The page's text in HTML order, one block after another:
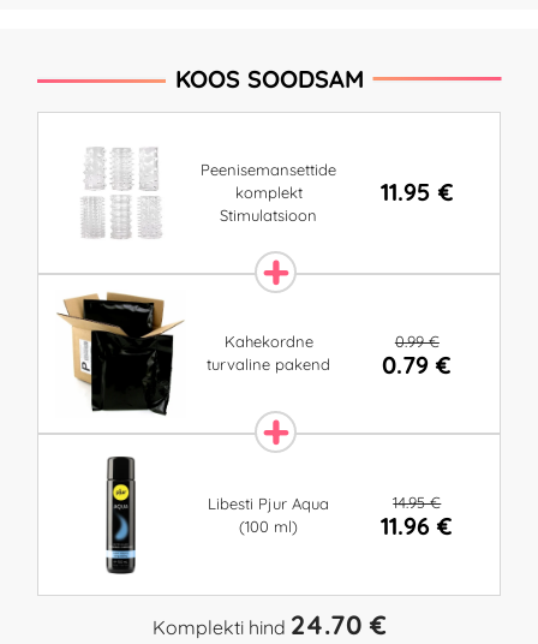
KOOS SOODSAM
Peenisemansettide
komplekt
Stimulatsioon
11.95 €
Kahekordne
turvaline pakend
0.99 €
0.79 €
Libesti Pjur Aqua
(100 ml)
14.95 €
11.96 €
Komplekti hind 24.70 €